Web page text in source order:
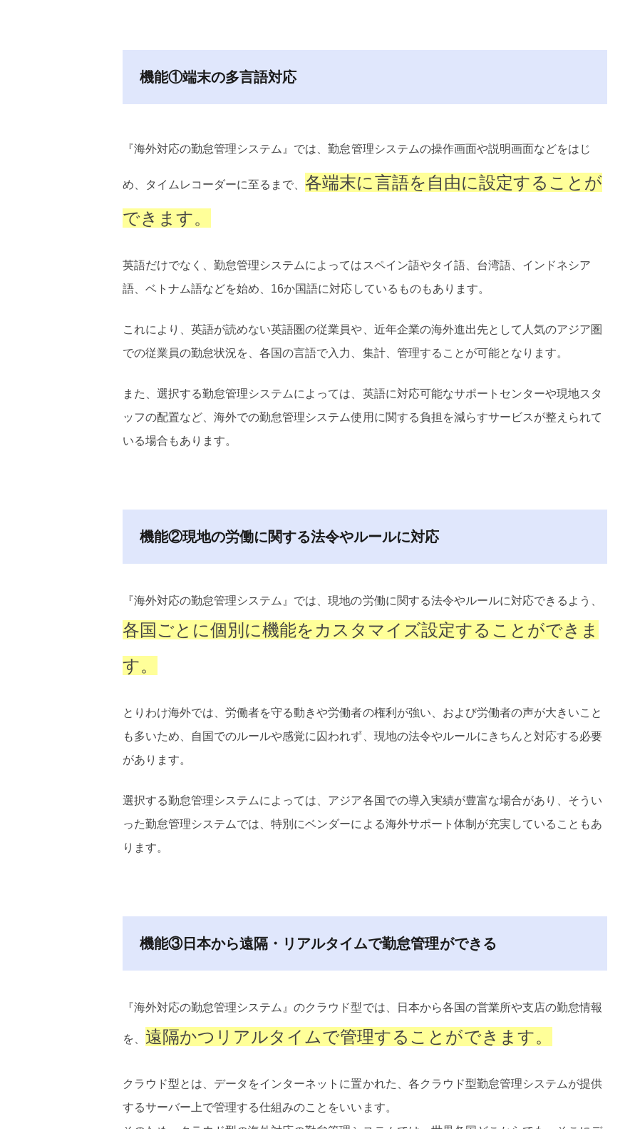
機能①端末の多言語対応
『海外対応の勤怠管理システム』では、勤怠管理システムの操作画面や説明画面などをはじ
め、タイムレコーダーに至るまで、各端末に言語を自由に設定することが
できます。
英語だけでなく、勤怠管理システムによってはスペイン語やタイ語、台湾語、インドネシア
語、ベトナム語などを始め、16か国語に対応しているものもあります。
これにより、英語が読めない英語圏の従業員や、近年企業の海外進出先として人気のアジア圏
での従業員の勤怠状況を、各国の言語で入力、集計、管理することが可能となります。
また、選択する勤怠管理システムによっては、英語に対応可能なサポートセンターや現地スタ
ッフの配置など、海外での勤怠管理システム使用に関する負担を減らすサービスが整えられて
いる場合もあります。
機能②現地の労働に関する法令やルールに対応
『海外対応の勤怠管理システム』では、現地の労働に関する法令やルールに対応できるよう、
各国ごとに個別に機能をカスタマイズ設定することができま
す。
とりわけ海外では、労働者を守る動きや労働者の権利が強い、および労働者の声が大きいこと
も多いため、自国でのルールや感覚に囚われず、現地の法令やルールにきちんと対応する必要
があります。
選択する勤怠管理システムによっては、アジア各国での導入実績が豊富な場合があり、そうい
った勤怠管理システムでは、特別にベンダーによる海外サポート体制が充実していることもあ
ります。
機能③日本から遠隔・リアルタイムで勤怠管理ができる
『海外対応の勤怠管理システム』のクラウド型では、日本から各国の営業所や支店の勤怠情報
を、遠隔かつリアルタイムで管理することができます。
クラウド型とは、データをインターネットに置かれた、各クラウド型勤怠管理システムが提供
するサーバー上で管理する仕組みのことをいいます。